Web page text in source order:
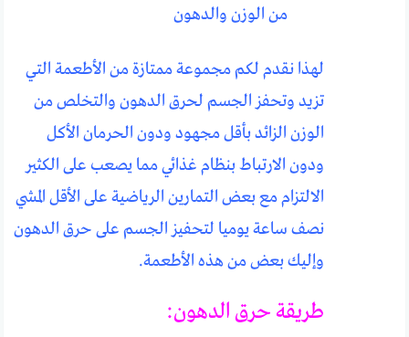
من الوزن والدهون
لهذا نقدم لكم مجموعة ممتازة من الأطعمة التي
تزيد وتحفز الجسم لحرق الدهون والتخلص من
الوزن الزائد بأقل مجهود ودون الحرمان الأكل
ودون الارتباط بنظام غذائي مما يصعب على الكثير
الالتزام مع بعض التمارين الرياضية على الأقل المشي
نصف ساعة يوميا لتحفيز الجسم على حرق الدهون
وإليك بعض من هذه الأطعمة.
طريقة حرق الدهون: